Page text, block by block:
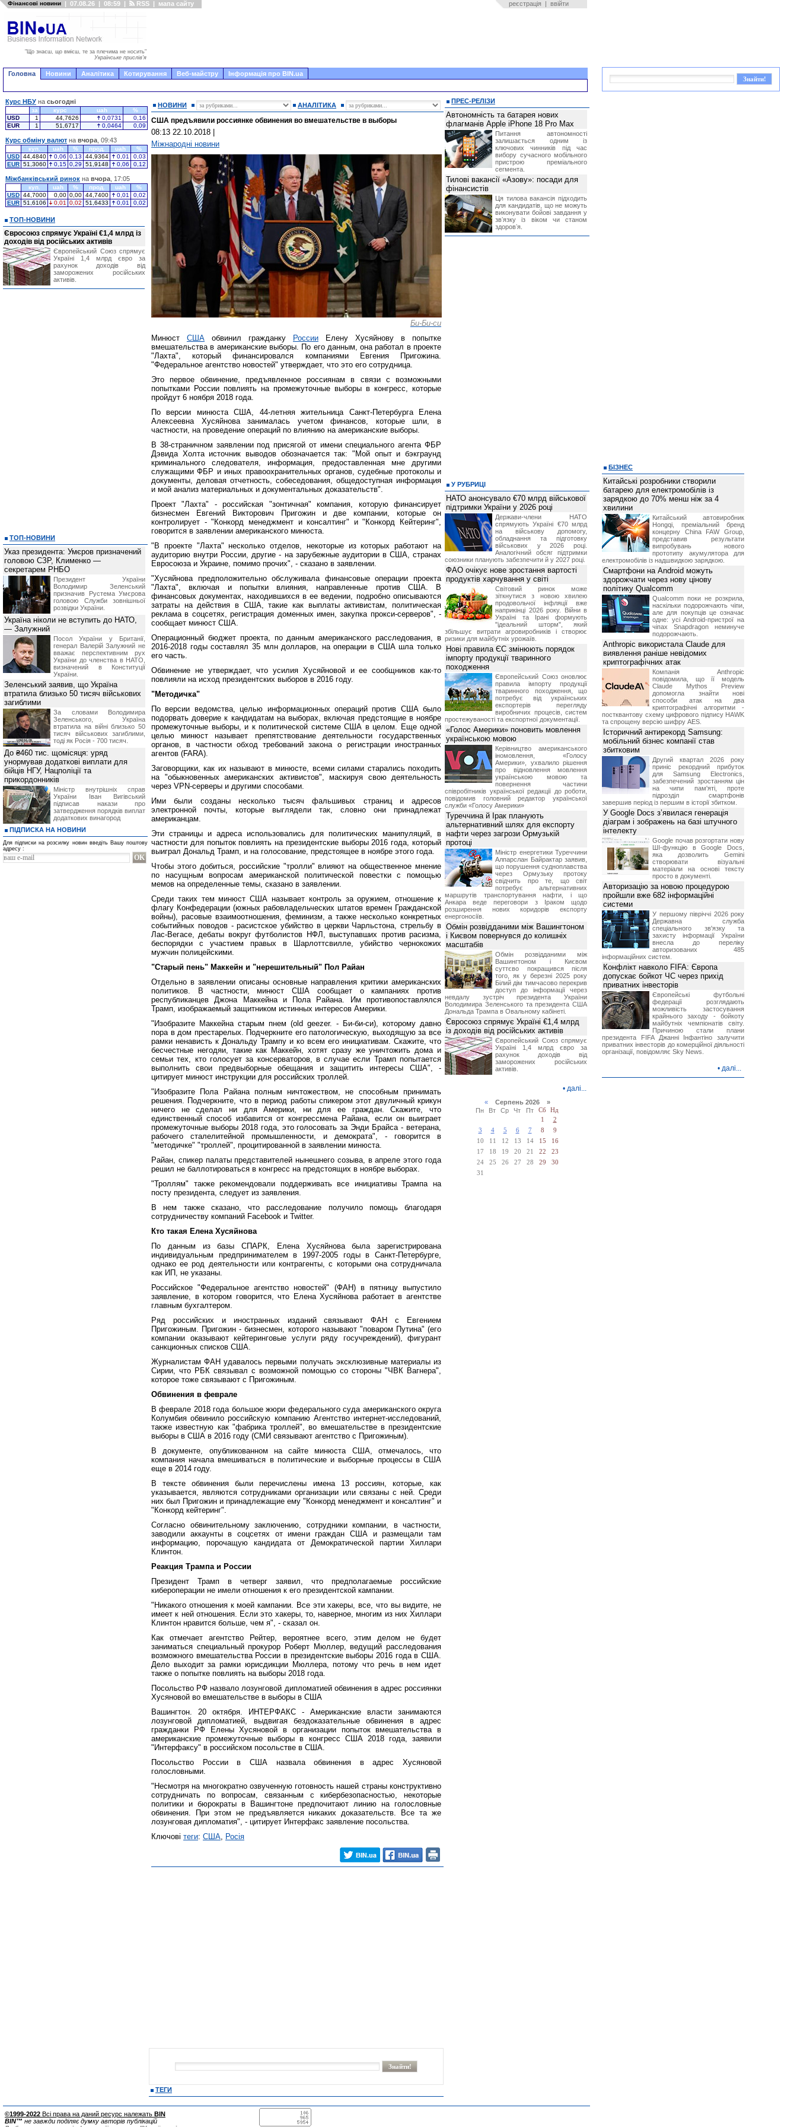
Фінансові новини | 07.08.26 | 08:59 | RSS | мапа сайту реєстрація | ввійти
"Що знаєш, що вмієш, те за плечима не носить"
Українське прислів'я
Головна Новини Аналітика Котирування Веб-майстру Інформація про BIN.ua
НОВИНИ АНАЛІТИКА
США предъявили россиянке обвинения во вмешательстве в выборы
08:13 22.10.2018
Міжнародні новини
Би-Би-си
Минюст США обвинил гражданку России Елену Хусяйнову в попытке
вмешательства в американские выборы. По его данным, она работал в проекте
"Лахта", который финансировался компаниями Евгения Пригожина.
"Федеральное агентство новостей" утверждает, что это его сотрудница.
Это первое обвинение, предъявленное россиянам в связи с возможными
попытками России повлиять на промежуточные выборы в конгресс, которые
пройдут 6 ноября 2018 года.
По версии минюста США, 44-летняя жительница Санкт-Петербурга Елена
Алексеевна Хусяйнова занималась учетом финансов, которые шли, в
частности, на проведение операций по влиянию на американские выборы.
В 38-страничном заявлении под присягой от имени специального агента ФБР
Дэвида Холта источник выводов обозначается так: "Мой опыт и бэкграунд
криминального следователя, информация, предоставленная мне другими
служащими ФБР и иных правоохранительных органов, судебные протоколы и
документы, деловая отчетность, собеседования, общедоступная информация
и мой анализ материальных и документальных доказательств".
Проект "Лахта" - российская "зонтичная" компания, которую финансирует
бизнесмен Евгений Викторович Пригожин и две компании, которые он
контролирует - "Конкорд менеджмент и консалтинг" и "Конкорд Кейтеринг",
говорится в заявлении американского минюста.
"В проекте "Лахта" несколько отделов, некоторые из которых работают на
аудиторию внутри России, другие - на зарубежные аудитории в США, странах
Евросоюза и Украине, помимо прочих", - сказано в заявлении.
"Хусяйнова предположительно обслуживала финансовые операции проекта
"Лахта", включая и попытки влияния, направленные против США. В
финансовых документах, находившихся в ее ведении, подробно описываются
затраты на действия в США, такие как выплаты активистам, политическая
реклама в соцсетях, регистрация доменных имен, закупка прокси-серверов", -
сообщает минюст США.
Операционный бюджет проекта, по данным американского расследования, в
2016-2018 годы составлял 35 млн долларов, на операции в США шла только
его часть.
Обвинение не утверждает, что усилия Хусяйновой и ее сообщников как-то
повлияли на исход президентских выборов в 2016 году.
"Методичка"
По версии ведомства, целью информационных операций против США было
подорвать доверие к кандидатам на выборах, включая предстоящие в ноябре
промежуточные выборы, и к политической системе США в целом. Еще одной
целью минюст называет препятствование деятельности государственных
органов, в частности обход требований закона о регистрации иностранных
агентов (FARA).
Заговорщики, как их называют в минюсте, всеми силами старались походить
на "обыкновенных американских активистов", маскируя свою деятельность
через VPN-серверы и другими способами.
Ими были созданы несколько тысяч фальшивых страниц и адресов
электронной почты, которые выглядели так, словно они принадлежат
американцам.
Эти страницы и адреса использовались для политических манипуляций, в
частности для попыток повлиять на президентские выборы 2016 года, который
выиграл Дональд Трамп, и на голосование, предстоящее в ноябре этого года.
Чтобы этого добиться, российские "тролли" влияют на общественное мнение
по насущным вопросам американской политической повестки с помощью
мемов на определенные темы, сказано в заявлении.
Среди таких тем минюст США называет контроль за оружием, отношение к
флагу Конфедерации (южных рабовладельческих штатов времен Гражданской
войны), расовые взаимоотношения, феминизм, а также несколько конкретных
событийных поводов - расистское убийство в церкви Чарльстона, стрельбу в
Лас-Вегасе, дебаты вокруг футболистов НФЛ, выступавших против расизма,
беспорядки с участием правых в Шарлоттсвилле, убийство чернокожих
мужчин полицейскими.
"Старый пень" Маккейн и "нерешительный" Пол Райан
Отдельно в заявлении описаны основные направления критики американских
политиков. В частности, минюст США сообщает о кампаниях против
республиканцев Джона Маккейна и Пола Райана. Им противопоставлялся
Трамп, изображаемый защитником истинных интересов Америки.
"Изобразите Маккейна старым пнем (old geezer. - Би-би-си), которому давно
пора в дом престарелых. Подчеркните его патологическую, выходящую за все
рамки ненависть к Дональду Трампу и ко всем его инициативам. Скажите, что
бесчестные негодяи, такие как Маккейн, хотят сразу же уничтожить дома и
семьи тех, кто голосует за консерваторов, в случае если Трамп попытается
выполнить свои предвыборные обещания и защитить интересы США", -
цитирует минюст инструкции для российских троллей.
"Изобразите Пола Райана полным ничтожеством, не способным принимать
решения. Подчеркните, что в период работы спикером этот двуличный крикун
ничего не сделал ни для Америки, ни для ее граждан. Скажите, что
единственный способ избавится от конгрессмена Райана, если он выиграет
промежуточные выборы 2018 года, это голосовать за Энди Брайса - ветерана,
рабочего сталелитейной промышленности, и демократа", - говорится в
"методичке" "троллей", процитированной в заявлении минюста.
Райан, спикер палаты представителей нынешнего созыва, в апреле этого года
решил не баллотироваться в конгресс на предстоящих в ноябре выборах.
"Троллям" также рекомендовали поддерживать все инициативы Трампа на
посту президента, следует из заявления.
В нем также сказано, что расследование получило помощь благодаря
сотрудничеству компаний Facebook и Twitter.
Кто такая Елена Хусяйнова
По данным из базы СПАРК, Елена Хусяйнова была зарегистрирована
индивидуальным предпринимателем в 1997-2005 годы в Санкт-Петербурге,
однако ее род деятельности или контрагенты, с которыми она сотрудничала
как ИП, не указаны.
Российское "Федеральное агентство новостей" (ФАН) в пятницу выпустило
заявление, в котором говорится, что Елена Хусяйнова работает в агентстве
главным бухгалтером.
Ряд российских и иностранных изданий связывают ФАН с Евгением
Пригожиным. Пригожин - бизнесмен, которого называют "поваром Путина" (его
компании оказывают кейтеринговые услуги ряду госучреждений), фигурант
санкционных списков США.
Журналистам ФАН удавалось первыми получать эксклюзивные материалы из
Сирии, что РБК связывал с возможной помощью со стороны "ЧВК Вагнера",
которое тоже связывают с Пригожиным.
Обвинения в феврале
В феврале 2018 года большое жюри федерального суда американского округа
Колумбия обвинило российскую компанию Агентство интернет-исследований,
также известную как "фабрика троллей", во вмешательстве в президентские
выборы в США в 2016 году (СМИ связывают агентство с Пригожиным).
В документе, опубликованном на сайте минюста США, отмечалось, что
компания начала вмешиваться в политические и выборные процессы в США
еще в 2014 году.
В тексте обвинения были перечислены имена 13 россиян, которые, как
указывается, являются сотрудниками организации или связаны с ней. Среди
них был Пригожин и принадлежащие ему "Конкорд менеджмент и консалтинг" и
"Конкорд кейтеринг".
Согласно обвинительному заключению, сотрудники компании, в частности,
заводили аккаунты в соцсетях от имени граждан США и размещали там
информацию, порочащую кандидата от Демократической партии Хиллари
Клинтон.
Реакция Трампа и России
Президент Трамп в четверг заявил, что предполагаемые российские
кибероперации не имели отношения к его президентской кампании.
"Никакого отношения к моей кампании. Все эти хакеры, все, что вы видите, не
имеет к ней отношения. Если это хакеры, то, наверное, многим из них Хиллари
Клинтон нравится больше, чем я", - сказал он.
Как отмечает агентство Рейтер, вероятнее всего, этим делом не будет
заниматься специальный прокурор Роберт Мюллер, ведущий расследования
возможного вмешательства России в президентские выборы 2016 года в США.
Дело выходит за рамки юрисдикции Мюллера, потому что речь в нем идет
также о попытке повлиять на выборы 2018 года.
Посольство РФ назвало лозунговой дипломатией обвинения в адрес россиянки
Хусяновой во вмешательстве в выборы в США
Вашингтон. 20 октября. ИНТЕРФАКС - Американские власти занимаются
лозунговой дипломатией, выдвигая бездоказательные обвинения в адрес
гражданки РФ Елены Хусяновой в организации попыток вмешательства в
американские промежуточные выборы в конгресс США 2018 года, заявили
"Интерфаксу" в российском посольстве в США.
Посольство России в США назвала обвинения в адрес Хусяновой
голословными.
"Несмотря на многократно озвученную готовность нашей страны конструктивно
сотрудничать по вопросам, связанным с кибербезопасностью, некоторые
политики и бюрократы в Вашингтоне предпочитают линию на голословные
обвинения. При этом не предъявляется никаких доказательств. Все та же
лозунговая дипломатия", - цитирует Интерфакс заявление посольства.
Ключові теги: США, Росія
ТЕГИ
Курс НБУ на сьогодні
за курс uah
%
USD
1 44,7626 0,0731
0,16
EUR
1 51,6717 0,0464 0,09
Курс обміну валют на вчора , 09:43
куп. uah % прод. uah
%
USD 44,4840 0,06 0,13 44,9364 0,01
0,03
EUR 51,3060 0,15 0,29 51,9148 0,06 0,12
Міжбанківський ринок на вчора , 17:05
куп. uah % прод. uah
%
USD 44,7000 0,00 0,00 44,7400 0,01
0,02
EUR 51,6106 0,01 0,02 51,6433 0,01 0,02
ТОП-НОВИНИ
Євросоюз спрямує Україні €1,4 млрд із
доходів від російських активів
Європейський Союз спрямує
Україні 1,4 млрд євро за
рахунок доходів від
заморожених російських
активів.
ТОП-НОВИНИ
Указ президента: Умєров призначений
головою СЗР, Клименко —
секретарем РНБО
Президент України
Володимир Зеленський
призначив Pустема Умєрова
головою Служби зовнішньої
розвідки України.
Україна ніколи не вступить до НАТО,
— Залужний
Посол України у Британії,
генерал Валерій Залужний не
вважає перспективним рух
України до членства в НАТО,
визначений в Конституції
України.
Зеленський заявив, що Україна
втратила близько 50 тисяч військових
загиблими
За словами Володимира
Зеленського, Україна
втратила на війні близько 50
тисяч військових загиблими,
тоді як Росія - 700 тисяч.
До ₴460 тис. щомісяця: уряд
унормував додаткові виплати для
бійців НГУ, Нацполіції та
прикордонників
Міністр внутрішніх справ
України Іван Вигівський
підписав накази про
затвердження порядків виплат
додаткових винагород
ПІДПИСКА НА НОВИНИ
Для підписки на розсилку новин введіть Вашу поштову
адресу :
ПРЕС-РЕЛІЗИ
Автономність та батарея нових
флагманів Apple iPhone 18 Pro Max
Питання автономності
залишається одним із
ключових чинників під час
вибору сучасного мобільного
пристрою преміального
сегмента.
Тилові вакансії «Азову»: посади для
фінансистів
Ця тилова вакансія підходить
для кандидатів, що не можуть
виконувати бойові завдання у
звʼязку із віком чи станом
здоровʼя.
У РУБРИЦІ
НАТО анонсувало €70 млрд військової
підтримки України у 2026 році
Держави-члени НАТО
спрямують Україні €70 млрд
на військову допомогу,
обладнання та підготовку
військових у 2026 році.
Аналогічний обсяг підтримки
союзники планують забезпечити й у 2027 році.
ФАО очікує нове зростання вартості
продуктів харчування у світі
Світовий ринок може
зіткнутися з новою хвилею
продовольчої інфляції вже
наприкінці 2026 року. Війни в
Україні та Ірані формують
"ідеальний шторм", який
збільшує витрати агровиробників і створює
ризики для майбутніх урожаїв.
Нові правила ЄС змінюють порядок
імпорту продукції тваринного
походження
Європейський Союз оновлює
правила імпорту продукції
тваринного походження, що
потребує від українських
експортерів перегляду
виробничих процесів, систем
простежуваності та експортної документації.
«Голос Америки» поновить мовлення
українською мовою
Керівництво американського
іномовлення, «Голосу
Америки», ухвалило рішення
про відновлення мовлення
українською мовою та
повернення частини
співробітників української редакції до роботи,
повідомив головний редактор української
служби «Голосу Америки»
Туреччина й Ірак планують
альтернативний шлях для експорту
нафти через загрози Ормузькій
протоці
Міністр енергетики Туреччини
Алпарслан Байрактар заявив,
що порушення судноплавства
через Ормузьку протоку
свідчить про те, що світ
потребує альтернативних
маршрутів транспортування нафти, і що
Анкара веде переговори з Іраком щодо
розширення нових коридорів експорту
енергоносіїв.
Обмін розвідданими між Вашингтоном
і Києвом повернувся до колишніх
масштабів
Обмін розвідданими між
Вашингтоном і Києвом
суттєво покращився після
того, як у березні 2025 року
Білий дім тимчасово перекрив
доступ до інформації через
невдалу зустріч президента України
Володимира Зеленського та президента США
Дональда Трампа в Овальному кабінеті.
Євросоюз спрямує Україні €1,4 млрд
із доходів від російських активів
Європейський Союз спрямує
Україні 1,4 млрд євро за
рахунок доходів від
заморожених російських
активів.
• далі...
«Серпень 2026 »
Пн
Вт Ср Чт Пт Сб
Нд
1
2
3
4 5 6 7 8
9
10
11 12 13 14 15
16
17
18 19 20 21 22
23
24
25 26 27 28 29
30
31
©1999-2022 Всі права на даний ресурс належать BIN
BIN™ не завжди поділяє думку авторів публікацій
БІЗНЕС
Китайські розробники створили
батарею для електромобілів із
зарядкою до 70% менш ніж за 4
хвилини
Китайський автовиробник
Hongqi, преміальний бренд
концерну China FAW Group,
представив результати
випробувань нового
прототипу акумулятора для
електромобілів із надшвидкою зарядкою.
Смартфони на Android можуть
здорожчати через нову цінову
політику Qualcomm
Qualcomm поки не розкрила,
наскільки подорожчають чіпи,
але для покупців це означає
одне: усі Android-пристрої на
чіпах Snapdragon неминуче
подорожчають.
Anthropic використала Claude для
виявлення раніше невідомих
криптографічних атак
Компанія Anthropic
повідомила, що її модель
Claude Mythos Preview
допомогла знайти нові
способи атак на два
криптографічні алгоритми -
постквантову схему цифрового підпису HAWK
та спрощену версію шифру AES.
Історичний антирекорд Samsung:
мобільний бізнес компанії став
збитковим
Другий квартал 2026 року
приніс рекордний прибуток
для Samsung Electronics,
забезпечений зростанням цін
на чипи пам'яті, проте
підрозділ смартфонів
завершив період із першим в історії збитком.
У Google Docs з’явилася генерація
діаграм і зображень на базі штучного
інтелекту
Google почав розгортати нову
ШІ-функцію в Google Docs,
яка дозволить Gemini
створювати візуальні
матеріали на основі тексту
просто в документі.
Авторизацію за новою процедурою
пройшли вже 682 інформаційні
системи
У першому півріччі 2026 року
Державна служба
спеціального зв'язку та
захисту інформації України
внесла до переліку
авторизованих 485
інформаційних систем.
Конфлікт навколо FIFA: Європа
допускає бойкот ЧС через прихід
приватних інвесторів
Європейські футбольні
федерації розглядають
можливість застосування
крайнього заходу - бойкоту
майбутніх чемпіонатів світу.
Причиною стали плани
президента FIFA Джанні Інфантіно залучити
приватних інвесторів до комерційної діяльності
організації, повідомляє Sky News.
• далі...